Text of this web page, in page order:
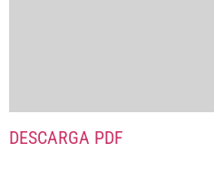
DESCARGA PDF